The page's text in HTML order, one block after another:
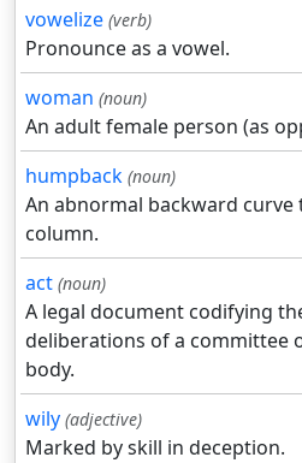
vowelize (verb)
Pronounce as a vowel.
woman (noun)
An adult female person (as
humpback (noun)
An abnormal backward
column.
act (noun)
A legal document codifying
deliberations of a committee
body.
wily (adjective)
Marked by skill in deception.